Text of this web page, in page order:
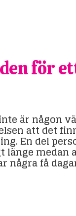
för
är någon
att det
En del
länge medan
några få